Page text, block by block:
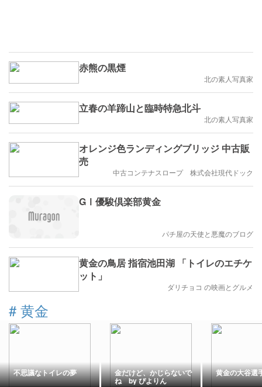
赤熊の黒煙
北の素人写真家
立春の羊蹄山と臨時特急北斗
北の素人写真家
オレンジ色ランディングブリッジ 中古販
売
中古コンテナスロープ 株式会社現代ドック
GⅠ優駿倶楽部黄金
パチ屋の天使と悪魔のブログ
黄金の鳥居 指宿池田湖 「トイレのエチケ
ット」
ダリチョコ の映画とグルメ
# 黄金
不思議なトイレの夢 金だけど、かじらないで
ね by ぴよりん
黄金の大谷選